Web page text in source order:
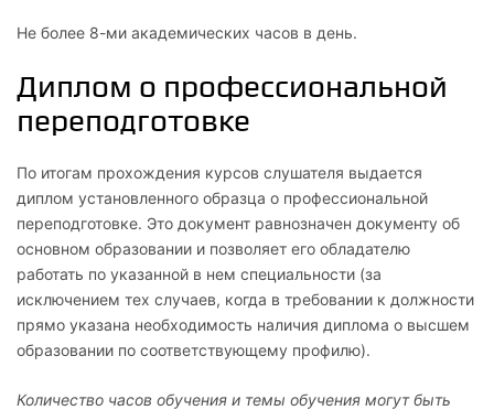
Не более 8-ми академических часов в день.
Диплом о профессиональной
переподготовке
По итогам прохождения курсов слушателя выдается
диплом установленного образца о профессиональной
переподготовке. Это документ равнозначен документу об
основном образовании и позволяет его обладателю
работать по указанной в нем специальности (за
исключением тех случаев, когда в требовании к должности
прямо указана необходимость наличия диплома о высшем
образовании по соответствующему профилю).
Количество часов обучения и темы обучения могут быть